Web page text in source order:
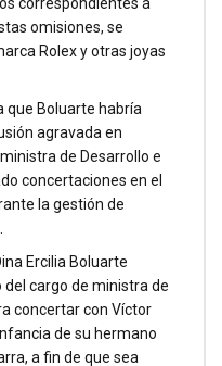
correspondientes a
omisiones, se
Rolex y otras joyas
que Boluarte habría
agravada en
de Desarrollo e
concertaciones en el
la gestión de
Ercilia Boluarte
cargo de ministra de
concertar con Víctor
de su hermano
a fin de que sea